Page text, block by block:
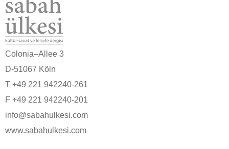
Colonia–Allee 3
D-51067 Köln
T +49 221 942240-261
F +49 221 942240-201
info@sabahulkesi.com
www.sabahulkesi.com